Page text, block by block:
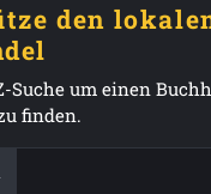
den
Suche um einen
finden.